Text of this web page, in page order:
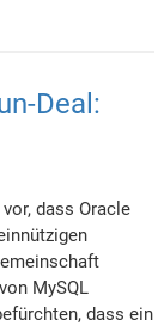
Deal:
dass Oracle
MySQL
dass ein